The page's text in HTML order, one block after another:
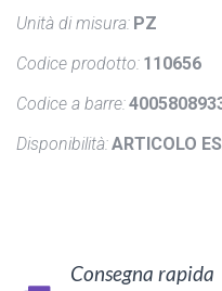
Unità di misura: PZ
Codice prodotto: 110656
Codice a barre:
Disponibilità:ARTICOLO
Consegna rapida